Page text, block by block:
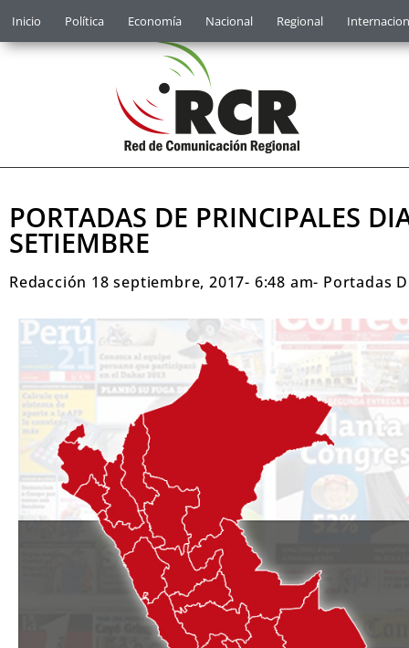
Inicio Política Economía Nacional Regional
PORTADAS DE PRINCIPALES
SETIEMBRE
Redacción 18 septiembre, 2017- 6:48 am- Portadas